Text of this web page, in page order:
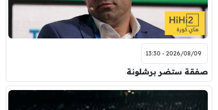
2026/08/09 - 13:30
صفقة ستضر برشلونة